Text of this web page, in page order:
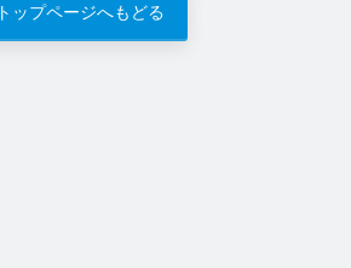
トップページへもどる